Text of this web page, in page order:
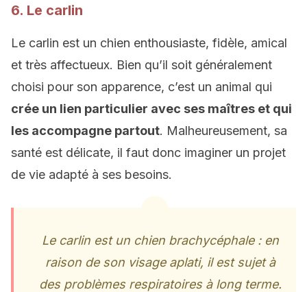
6. Le carlin
Le carlin est un chien enthousiaste, fidèle, amical
et très affectueux. Bien qu’il soit généralement
choisi pour son apparence, c’est un animal qui
crée un lien particulier avec ses maîtres et qui
les accompagne partout. Malheureusement, sa
santé est délicate, il faut donc imaginer un projet
de vie adapté à ses besoins.
Le carlin est un chien brachycéphale : en
raison de son visage aplati, il est sujet à
des problèmes respiratoires à long terme.